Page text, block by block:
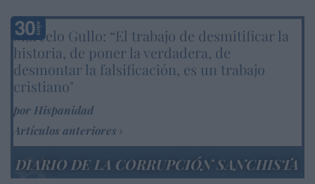
Marcelo Gullo: “El trabajo de desmitificar la
historia, de poner la verdadera, de
desmontar la falsificación, es un trabajo
cristiano"
por Hispanidad
Artículos anteriores
DIARIO DE LA CORRUPCIÓN SANCHISTA